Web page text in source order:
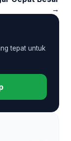
→
tepat untuk